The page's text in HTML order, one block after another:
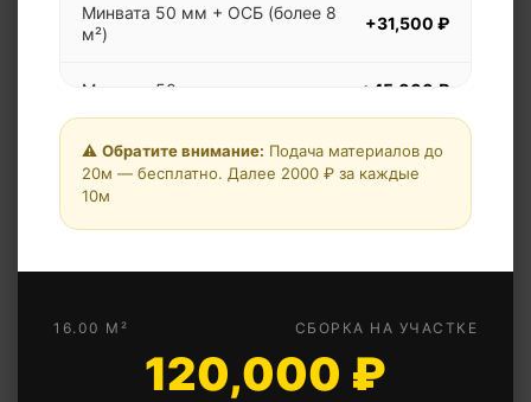
Минвата 50 мм + ОСБ (более 8
м²)
+31,500 ₽
Минвата 50 мм + вагонка +45,000 ₽
Минвата 100 мм (доплата) +4,500 ₽
Минвата 150 мм (доплата)
Свая винтовая +4,050 ₽
⚠️ Обратите внимание: Подача материалов до
20м — бесплатно. Далее 2000 ₽ за каждые
10м
16.00 М² СБОРКА НА УЧАСТКЕ
120,000 ₽